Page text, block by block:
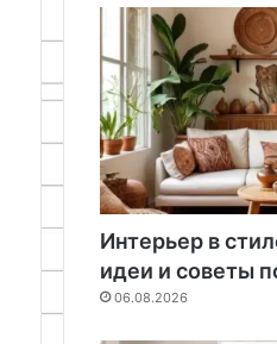
Интерьер в
идеи и советы
06.08.2026